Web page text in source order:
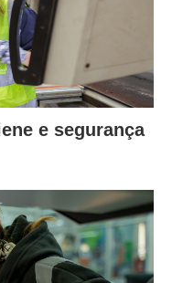
e segurança